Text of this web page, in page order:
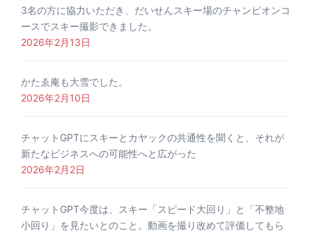
3名の方に協力いただき、だいせんスキー場のチャンピオンコ
ースでスキー撮影できました。
2026年2月13日
かたゑ庵も大雪でした。
2026年2月10日
チャットGPTにスキーとカヤックの共通性を聞くと、それが
新たなビジネスへの可能性へと広がった
2026年2月2日
チャットGPT今度は、スキー「スピード大回り」と「不整地
小回り」を見たいとのこと。動画を撮り改めて評価してもら